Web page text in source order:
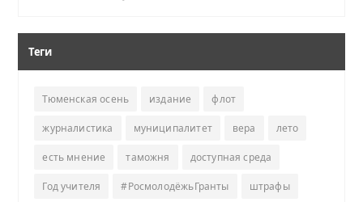
Теги
Тюменская осень издание флот
журналистика муниципалитет вера лето
есть мнение таможня доступная среда
Год учителя #РосмолодёжьГранты штрафы